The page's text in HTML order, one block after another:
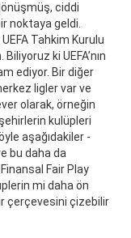
ciddi
noktaya geldi.
Tahkim Kurulu
ki UEFA’nın
ediyor. Bir diğer
ligler var ve
olarak, örneğin
kulüpleri
aşağıdakiler -
bu daha da
Fair Play
mi daha ön
çerçevesini çizebilir